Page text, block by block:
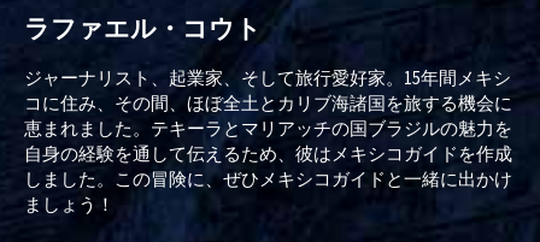
ラファエル・コウト
ジャーナリスト、起業家、そして旅行愛好家。15年間メキシ
コに住み、その間、ほぼ全土とカリブ海諸国を旅する機会に
恵まれました。テキーラとマリアッチの国ブラジルの魅力を
自身の経験を通して伝えるため、彼はメキシコガイドを作成
しました。この冒険に、ぜひメキシコガイドと一緒に出かけ
ましょう！